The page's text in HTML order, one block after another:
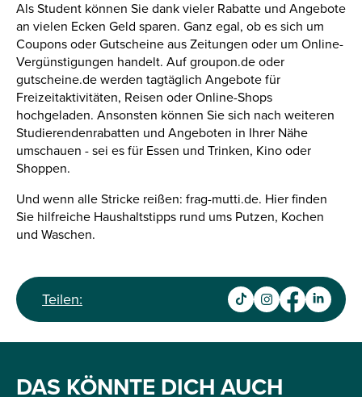
Als Student können Sie dank vieler Rabatte und Angebote
an vielen Ecken Geld sparen. Ganz egal, ob es sich um
Coupons oder Gutscheine aus Zeitungen oder um Online-
Vergünstigungen handelt. Auf groupon.de oder
gutscheine.de werden tagtäglich Angebote für
Freizeitaktivitäten, Reisen oder Online-Shops
hochgeladen. Ansonsten können Sie sich nach weiteren
Studierendenrabatten und Angeboten in Ihrer Nähe
umschauen - sei es für Essen und Trinken, Kino oder
Shoppen.
Und wenn alle Stricke reißen: frag-mutti.de. Hier finden
Sie hilfreiche Haushaltstipps rund ums Putzen, Kochen
und Waschen.
Teilen:
DAS KÖNNTE DICH AUCH